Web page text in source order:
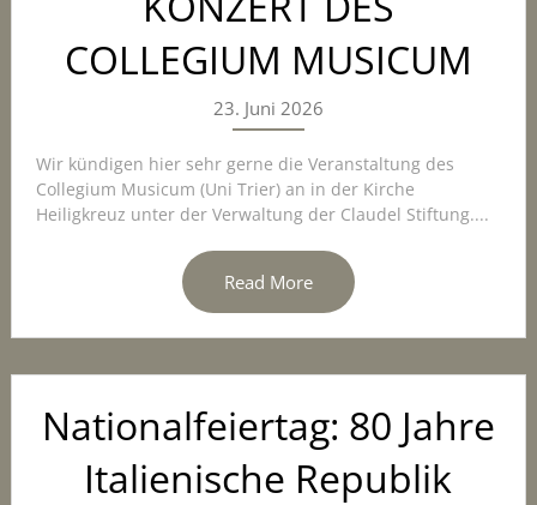
COLLEGIUM MUSICUM
23. Juni 2026
Wir kündigen hier sehr gerne die Veranstaltung des
Collegium Musicum (Uni Trier) an in der Kirche
Heiligkreuz unter der Verwaltung der Claudel Stiftung....
Read More
Nationalfeiertag: 80 Jahre
Italienische Republik